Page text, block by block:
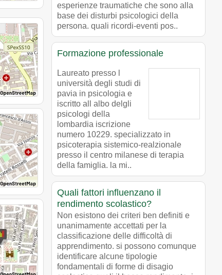
esperienze traumatiche che sono alla
base dei disturbi psicologici della
persona. quali ricordi-eventi pos..
Formazione professionale
Laureato presso l
università degli studi di
pavia in psicologia e
iscritto all albo delgli
psicologi della
lombardia iscrizione
numero 10229. specializzato in
psicoterapia sistemico-realzionale
presso il centro milanese di terapia
della famiglia. la mi..
Quali fattori influenzano il
rendimento scolastico?
Non esistono dei criteri ben definiti e
unanimamente accettati per la
classificazione delle difficoltà di
apprendimento. si possono comunque
identificare alcune tipologie
fondamentali di forme di disagio